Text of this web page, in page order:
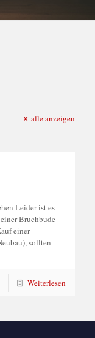
alle anzeigen
Leider ist es
Bruchbude
einer
sollten
Weiterlesen